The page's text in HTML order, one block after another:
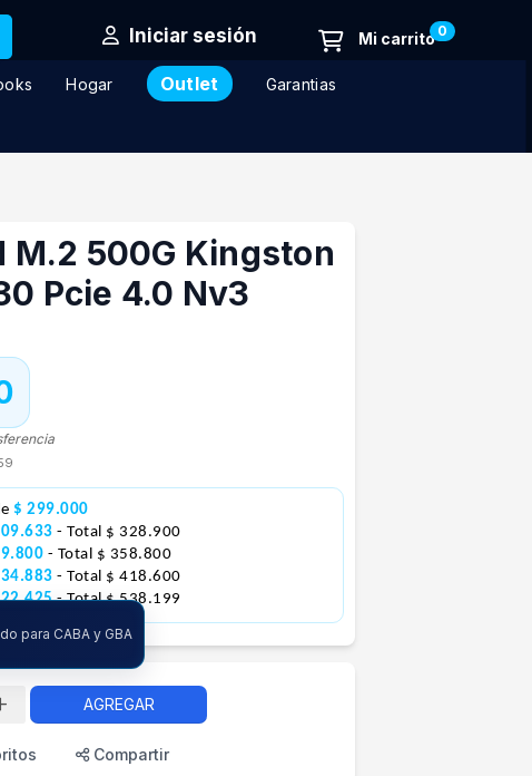
Iniciar sesión 0
Hogar Outlet Garantias
M.2 500G Kingston
Pcie 4.0 Nv3
$ 299.000
- Total $ 328.900
- Total $ 358.800
- Total $ 418.600
- Total $ 538.199
para CABA y GBA
AGREGAR
Compartir